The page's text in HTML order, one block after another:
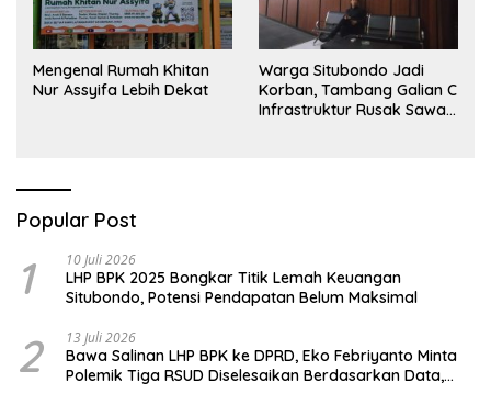
Mengenal Rumah Khitan
Nur Assyifa Lebih Dekat
Warga Situbondo Jadi
Korban, Tambang Galian C
Infrastruktur Rusak Sawah
Popular Post
1 10 Juli 2026
LHP BPK 2025 Bongkar Titik Lemah Keuangan
Situbondo, Potensi Pendapatan Belum Maksimal
2 13 Juli 2026
Bawa Salinan LHP BPK ke DPRD, Eko Febriyanto Minta
Polemik Tiga RSUD Diselesaikan Berdasarkan Data,